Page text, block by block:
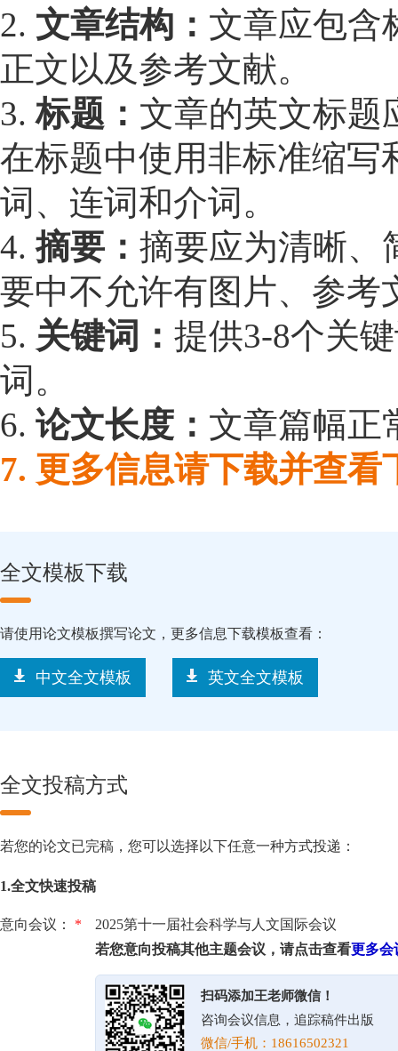
2. 文章结构： 文章应包含
正文以及参考文献。
3.标题： 文章的英文标题
在标题中使用非标准缩写
词、连词和介词。
4.摘要： 摘要应为清晰、
要中不允许有图片、参考
5. 关键词： 提供3-8个关
词。
6. 论文长度： 文章篇幅正
7. 更多信息请下载并查看
全文模板下载
请使用论文模板撰写论文，更多信息下载模板查看：
中文全文模板 英文全文模板
全文投稿方式
若您的论文已完稿，您可以选择以下任意一种方式投递：
1.全文快速投稿
意向会议： *
2025第十一届社会科学与人文国际会议
若您意向投稿其他主题会议，请点击查看更多会
扫码添加王老师微信！
咨询会议信息，追踪稿件出版
微信/手机：18616502321